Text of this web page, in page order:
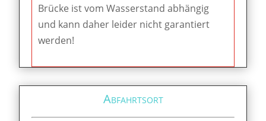
Brücke ist vom Wasserstand abhängig
und kann daher leider nicht garantiert
werden!
Abfahrtsort